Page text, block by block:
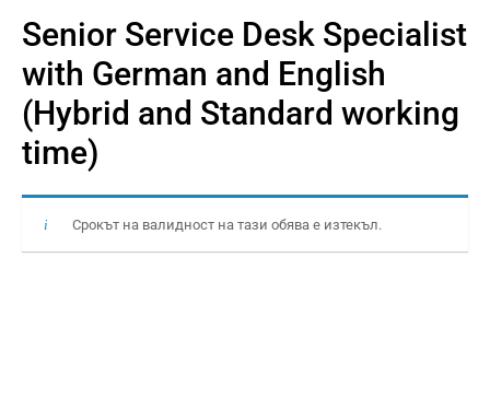
Senior Service Desk Specialist
with German and English
(Hybrid and Standard working
time)
Срокът на валидност на тази обява е изтекъл.